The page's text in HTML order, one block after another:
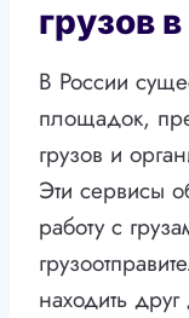
грузов
В России
площадок,
грузов и
Эти сервисы
работу с
находить